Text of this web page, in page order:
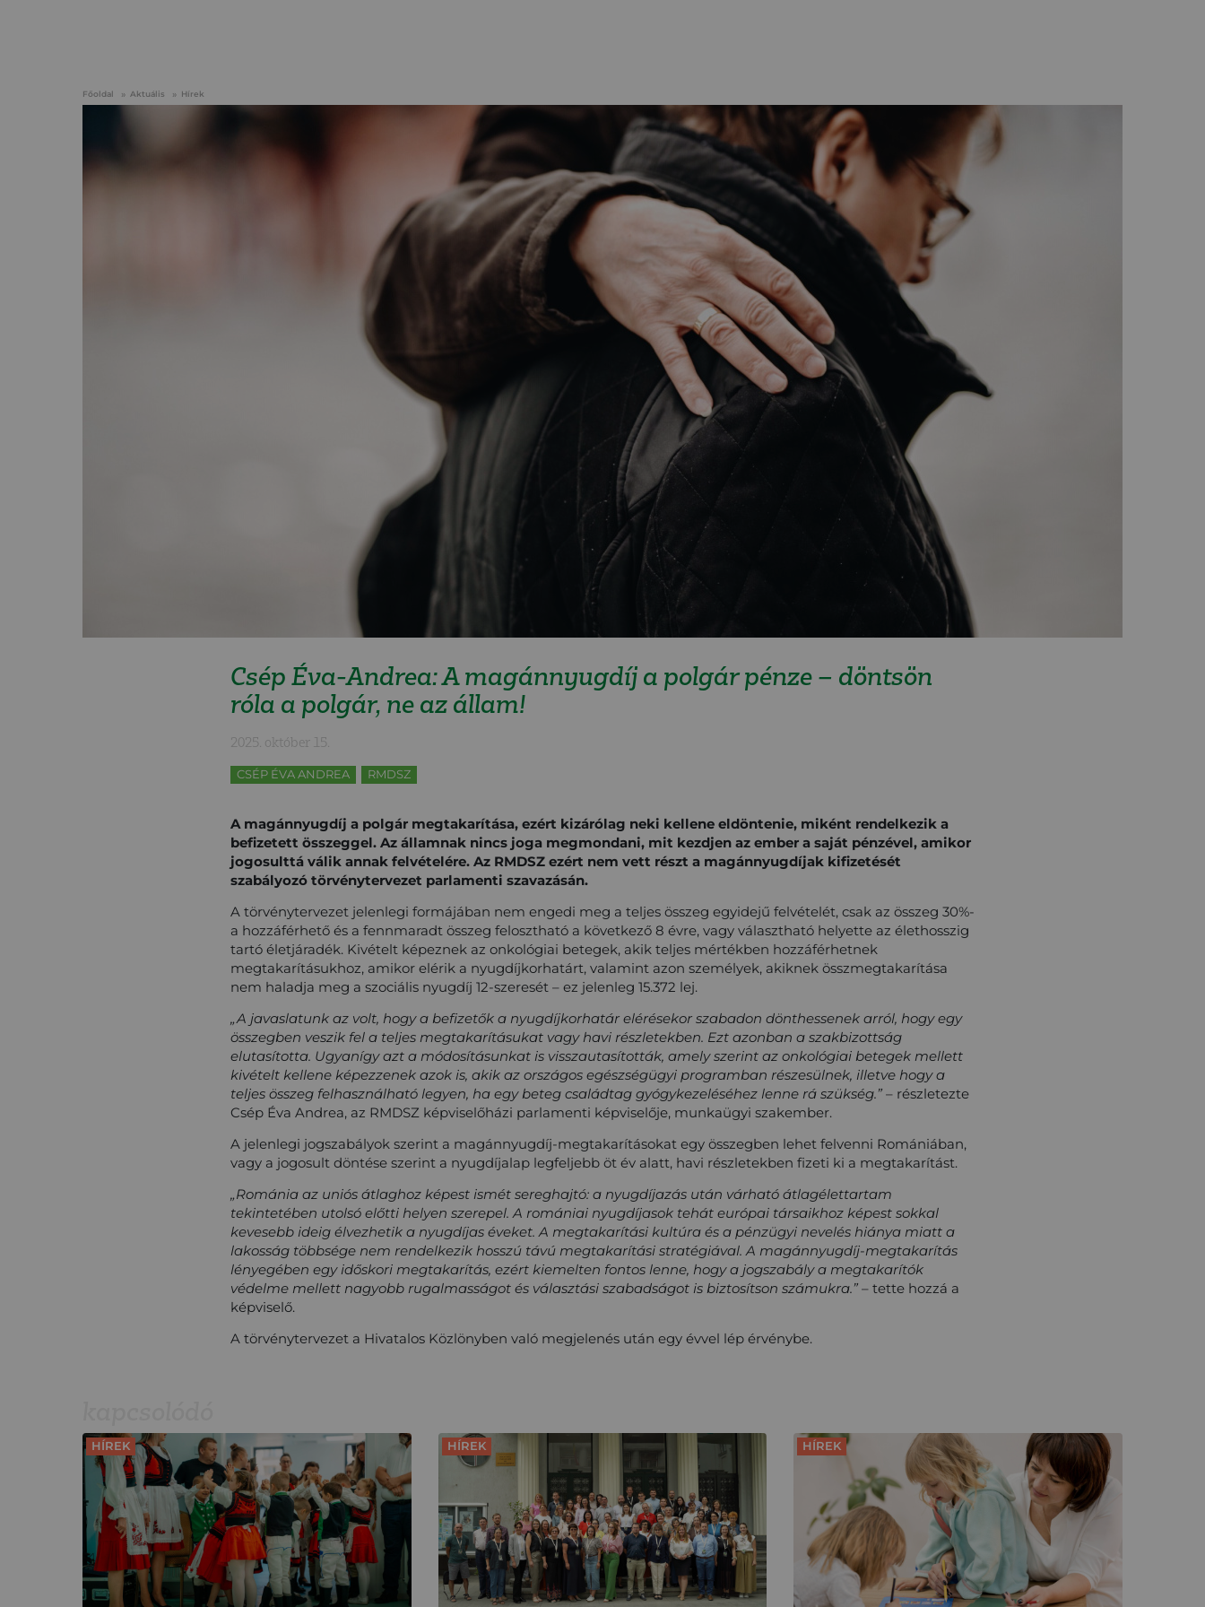
Főoldal Aktuális Hírek
Csép Éva-Andrea: A magánnyugdíj a polgár pénze – döntsön
róla a polgár, ne az állam!
2025. október 15.
CSÉP ÉVA ANDREA RMDSZ
A magánnyugdíj a polgár megtakarítása, ezért kizárólag neki kellene eldöntenie, miként rendelkezik a
befizetett összeggel. Az államnak nincs joga megmondani, mit kezdjen az ember a saját pénzével, amikor
jogosulttá válik annak felvételére. Az RMDSZ ezért nem vett részt a magánnyugdíjak kifizetését
szabályozó törvénytervezet parlamenti szavazásán.
A törvénytervezet jelenlegi formájában nem engedi meg a teljes összeg egyidejű felvételét, csak az összeg 30%-
a hozzáférhető és a fennmaradt összeg felosztható a következő 8 évre, vagy választható helyette az élethosszig
tartó életjáradék. Kivételt képeznek az onkológiai betegek, akik teljes mértékben hozzáférhetnek
megtakarításukhoz, amikor elérik a nyugdíjkorhatárt, valamint azon személyek, akiknek összmegtakarítása
nem haladja meg a szociális nyugdíj 12-szeresét – ez jelenleg 15.372 lej.
„A javaslatunk az volt, hogy a befizetők a nyugdíjkorhatár elérésekor szabadon dönthessenek arról, hogy egy
összegben veszik fel a teljes megtakarításukat vagy havi részletekben. Ezt azonban a szakbizottság
elutasította. Ugyanígy azt a módosításunkat is visszautasították, amely szerint az onkológiai betegek mellett
kivételt kellene képezzenek azok is, akik az országos egészségügyi programban részesülnek, illetve hogy a
teljes összeg felhasználható legyen, ha egy beteg családtag gyógykezeléséhez lenne rá szükség.” – részletezte
Csép Éva Andrea, az RMDSZ képviselőházi parlamenti képviselője, munkaügyi szakember.
A jelenlegi jogszabályok szerint a magánnyugdíj-megtakarításokat egy összegben lehet felvenni Romániában,
vagy a jogosult döntése szerint a nyugdíjalap legfeljebb öt év alatt, havi részletekben fizeti ki a megtakarítást.
„Románia az uniós átlaghoz képest ismét sereghajtó: a nyugdíjazás után várható átlagélettartam
tekintetében utolsó előtti helyen szerepel. A romániai nyugdíjasok tehát európai társaikhoz képest sokkal
kevesebb ideig élvezhetik a nyugdíjas éveket. A megtakarítási kultúra és a pénzügyi nevelés hiánya miatt a
lakosság többsége nem rendelkezik hosszú távú megtakarítási stratégiával. A magánnyugdíj-megtakarítás
lényegében egy időskori megtakarítás, ezért kiemelten fontos lenne, hogy a jogszabály a megtakarítók
védelme mellett nagyobb rugalmasságot és választási szabadságot is biztosítson számukra.” – tette hozzá a
képviselő.
A törvénytervezet a Hivatalos Közlönyben való megjelenés után egy évvel lép érvénybe.
HÍREK HÍREK HÍREK